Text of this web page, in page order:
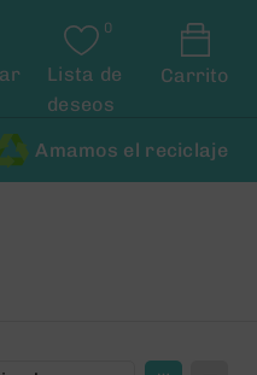
Lista de
deseos
Carrito
Amamos el reciclaje